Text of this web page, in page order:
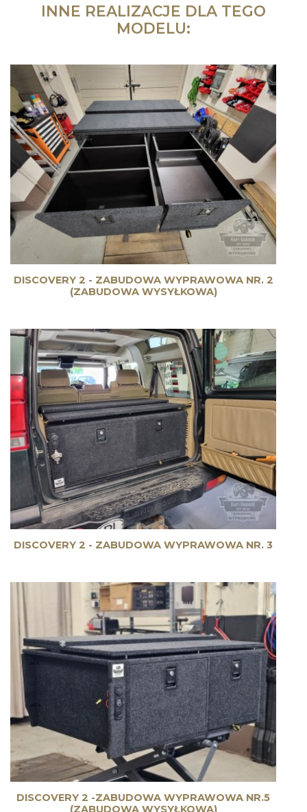
INNE REALIZACJE DLA TEGO
MODELU:
DISCOVERY 2 - ZABUDOWA WYPRAWOWA NR. 2
(ZABUDOWA WYSYŁKOWA)
DISCOVERY 2 - ZABUDOWA WYPRAWOWA NR. 3
DISCOVERY 2 -ZABUDOWA WYPRAWOWA NR.5
(ZABUDOWA WYSYŁKOWA)